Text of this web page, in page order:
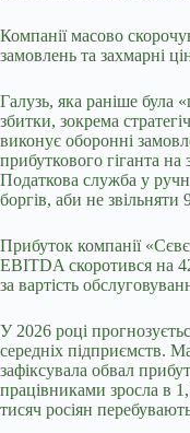
Компанії масово
замовлень та захмарні
Галузь, яка раніше була
збитки, зокрема
виконує оборонні
прибуткового гіганта
Податкова служба у
боргів, аби не звільняти
Прибуток компанії
EBITDA скоротився на
за вартість
У 2026 році
середніх підприємств.
зафіксувала обвал
працівниками зросла в
тисяч росіян